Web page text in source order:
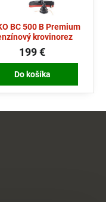
BC 500 B Premium
krovinorez
199 €
Do košíka